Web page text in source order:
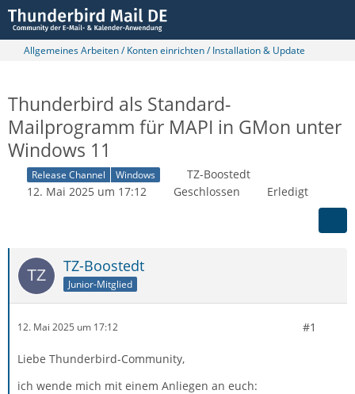
Allgemeines Arbeiten / Konten einrichten / Installation & Update
Thunderbird als Standard-
Mailprogramm für MAPI in GMon unter
Windows 11
Release Channel Windows
TZ-Boostedt
12. Mai 2025 um 17:12
Geschlossen Erledigt
TZ-Boostedt
Junior-Mitglied
12. Mai 2025 um 17:12 #1
Liebe Thunderbird-Community,
ich wende mich mit einem Anliegen an euch: